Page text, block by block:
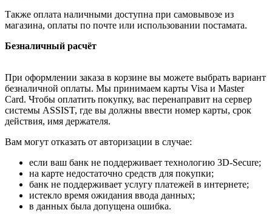
Также оплата наличными доступна при самовывозе из
магазина, оплаты по почте или использовании постамата.
Безналичный расчёт
При оформлении заказа в корзине вы можете выбрать вариант
безналичной оплаты. Мы принимаем карты Visa и Master
Card. Чтобы оплатить покупку, вас перенаправит на сервер
системы ASSIST, где вы должны ввести номер карты, срок
действия, имя держателя.
Вам могут отказать от авторизации в случае:
если ваш банк не поддерживает технологию 3D-Secure;
на карте недостаточно средств для покупки;
банк не поддерживает услугу платежей в интернете;
истекло время ожидания ввода данных;
в данных была допущена ошибка.